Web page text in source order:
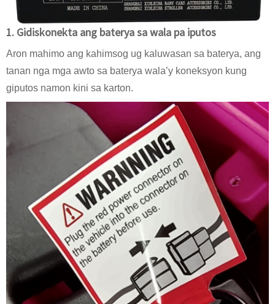
1. Gidiskonekta ang baterya sa wala pa iputos
Aron mahimo ang kahimsog ug kaluwasan sa baterya, ang
tanan nga mga awto sa baterya wala’y koneksyon kung
giputos namon kini sa karton.